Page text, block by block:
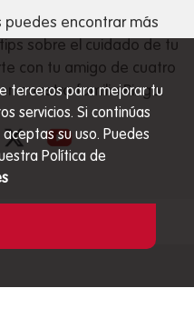
terceros para mejorar tu
servicios. Si continúas
su uso. Puedes
Política de
puedes encontrar más
sobre el cuidado de tu
con tu amigo de cuatro
nuestra familia Ringo.